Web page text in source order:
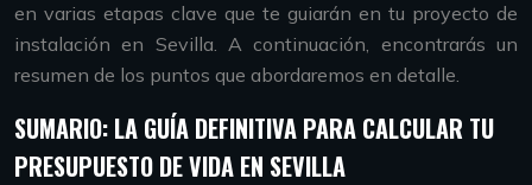
en varias etapas clave que te guiarán en tu proyecto de
instalación en Sevilla. A continuación, encontrarás un
resumen de los puntos que abordaremos en detalle.
SUMARIO: LA GUÍA DEFINITIVA PARA CALCULAR TU
PRESUPUESTO DE VIDA EN SEVILLA